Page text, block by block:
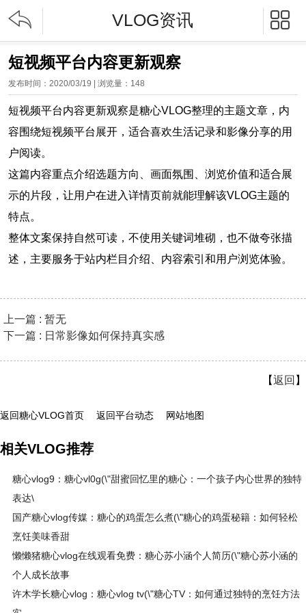
 VLOG资讯 
短视频平台内容更新观察
发布时间：2020/03/19 | 浏览量： 148
短视频平台内容更新观察是糖心VLOG整理的主题文章，内
容围绕短视频平台展开，适合喜欢生活记录和影像分享的用
户阅读。
这篇内容重点介绍选题方向、画面氛围、浏览价值和适合展
示的片段，让用户在进入详情页前就能理解该VLOG主题的
特点。
整体文案保持自然可读，不使用关键词堆砌，也不做夸张描
述，主要服务于站内栏目介绍、内容索引和用户浏览体验。
上一篇 : 暂无
下一篇 : 日常影像如何保持真实感
【返回 】
返回糖心VLOG首页 返回平台动态 网站地图
相关VLOG推荐
糖心vlog9：糖心vl0g(\"甜蜜回忆里的糖心：一个孩子内心世界的独特
表达\
国产糖心vlog传媒：糖心的鸡蛋怎么煮(\"糖心的鸡蛋秘籍：如何轻松
烹饪美味香甜
懒懒猪糖心vlog在线观看免费：糖心苏小涵个人简历(\"糖心苏小涵的
个人成长故事
许木学长糖心vlog：糖心vlog tv(\"糖心TV：如何通过独特的烹饪方法